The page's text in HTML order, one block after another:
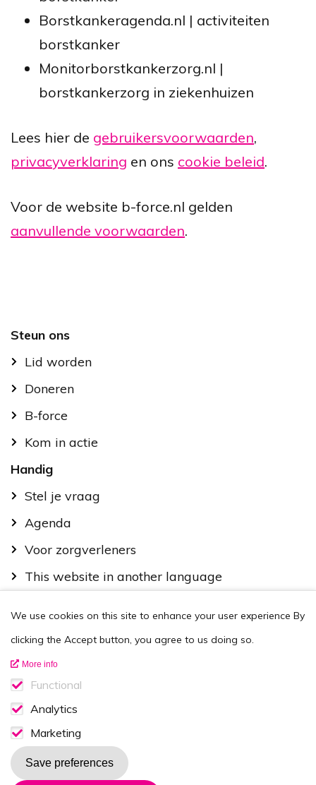
Borstkankeragenda.nl | activiteiten
borstkanker
Monitorborstkankerzorg.nl |
borstkankerzorg in ziekenhuizen
Lees hier de gebruikersvoorwaarden,
privacyverklaring en ons cookie beleid.
Voor de website b-force.nl gelden
aanvullende voorwaarden.
Footer
Steun ons
Lid worden
Doneren
B-force
Kom in actie
Handig
Stel je vraag
Agenda
Voor zorgverleners
This website in another language
Contactgegevens
Vacatures
Disclaimer
Volg ons op
We use cookies on this site to enhance your user experience By
clicking the Accept button, you agree to us doing so.
More info
Functional
Functionele cookies
Analytics
Analytics consent
Marketing
Marketing consent
Save preferences